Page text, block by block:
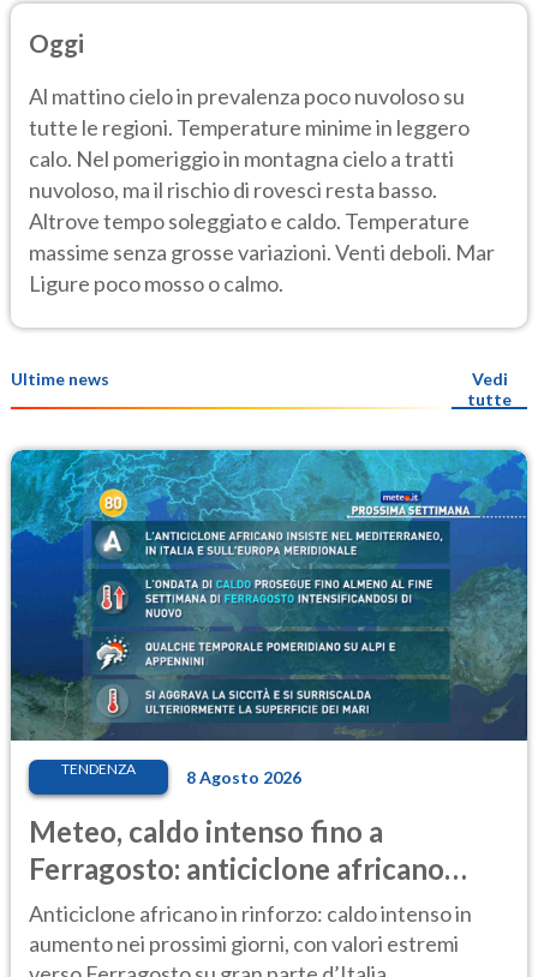
Oggi
Al mattino cielo in prevalenza poco nuvoloso su
tutte le regioni. Temperature minime in leggero
calo. Nel pomeriggio in montagna cielo a tratti
nuvoloso, ma il rischio di rovesci resta basso.
Altrove tempo soleggiato e caldo. Temperature
massime senza grosse variazioni. Venti deboli. Mar
Ligure poco mosso o calmo.
Ultime news
Vedi
tutte
TENDENZA 8 Agosto 2026
Meteo, caldo intenso fino a
Ferragosto: anticiclone africano
ancora protagonista
Anticiclone africano in rinforzo: caldo intenso in
aumento nei prossimi giorni, con valori estremi